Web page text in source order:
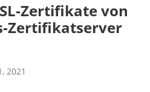
Zertifikate von
Zertifikatserver
2021